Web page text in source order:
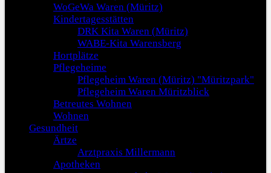
WoGeWa Waren (Müritz)
Kindertagesstätten
DRK Kita Waren (Müritz)
WABE-Kita Warensberg
Hortplätze
Pflegeheime
Pflegeheim Waren (Müritz) "Müritzpark"
Pflegeheim Waren Müritzblick
Betreutes Wohnen
Wohnen
Gesundheit
Ärtze
Arztpraxis Millermann
Apotheken